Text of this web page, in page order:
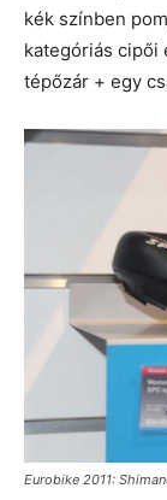
kék színben
kategóriás cipői
tépőzár + egy
Eurobike 2011: